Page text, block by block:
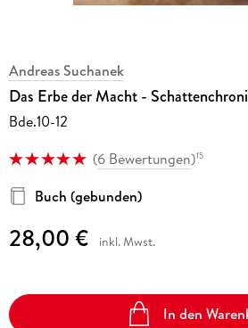
Andreas Suchanek
Das Erbe der Macht -
Bde.10-12
(6 Bewertungen)15
Buch (gebunden)
28,00 € inkl. Mwst.
In den